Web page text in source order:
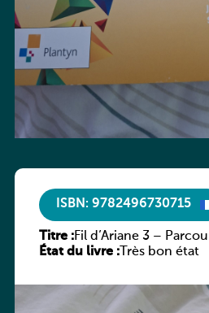
ISBN: 9782496730715
Titre :Fil d’Ariane 3 –
État du livre :Très bon état